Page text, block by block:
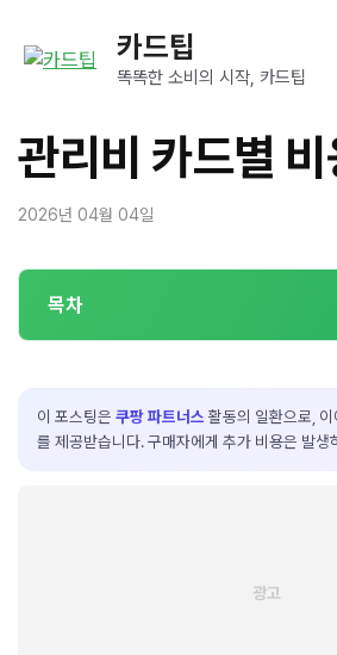
카드팁
똑똑한 소비의 시작, 카드팁
관리비 카드별
2026년 04월 04일
목차
이 포스팅은 쿠팡 파트너스 활동의 일환으로,
를 제공받습니다. 구매자에게 추가 비용은 발생